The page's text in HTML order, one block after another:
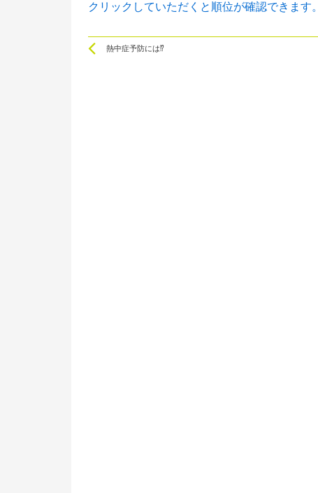
クリックしていただくと順位が確認できます。
Prev
熱中症予防には⁉